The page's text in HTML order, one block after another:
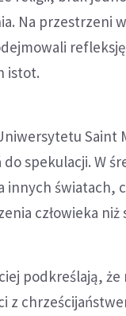
Na przestrzeni
istot.
Saint
spekulacji. W
innych światach,
człowieka niż
podkreślają,
z